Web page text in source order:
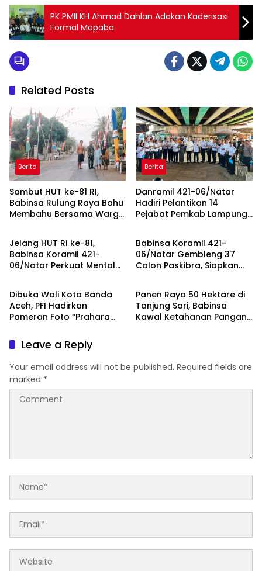
PK PMII KH Ahmad Dahlan Adakan Kaderisasi
Formal Mapaba
Related Posts
Berita
Sambut HUT ke-81 RI,
Babinsa Rulung Raya Bahu
Membahu Bersama Warga
Berita
Danramil 421-06/Natar
Hadiri Pelantikan 14
Pejabat Pemkab Lampung
Berita
Jelang HUT RI ke-81,
Babinsa Koramil 421-
06/Natar Perkuat Mental
Berita
Babinsa Koramil 421-
06/Natar Gembleng 37
Calon Paskibra, Siapkan
Berita
Dibuka Wali Kota Banda
Aceh, PFI Hadirkan
Pameran Foto “Prahara
Kebencanaan
Berita
Panen Raya 50 Hektare di
Tanjung Sari, Babinsa
Kawal Ketahanan Pangan
Leave a Reply
Your email address will not be published. Required fields are
marked *